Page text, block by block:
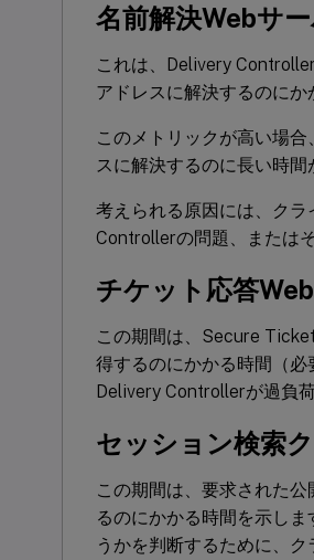
名前解決Webサ
これは、Delivery
アドレスに解決するのにか
このメトリックが高い場
スに解決するのに長い時間
考えられる原因には、ク
Controllerの問題、または
チケット応答
この期間は、Secure
得するのにかかる時間（
Delivery Controllerが過負
セッション検索
この期間は、要求された
るのにかかる時間を示し
うかを判断するために、